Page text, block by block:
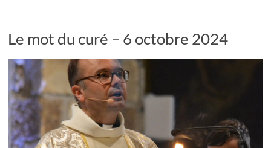
Le mot du curé – 6 octobre 2024